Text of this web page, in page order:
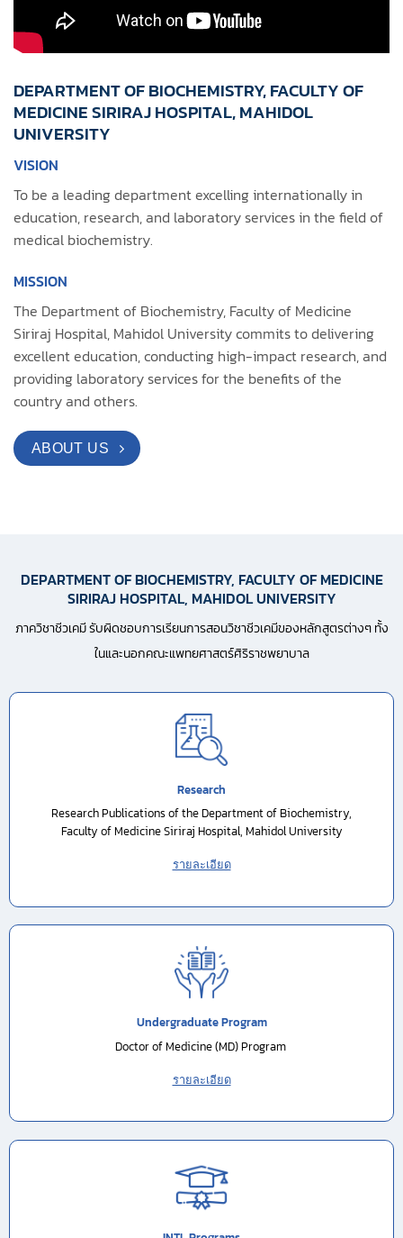
DEPARTMENT OF BIOCHEMISTRY, FACULTY OF
MEDICINE SIRIRAJ HOSPITAL, MAHIDOL
UNIVERSITY
VISION
To be a leading department excelling internationally in
education, research, and laboratory services in the field of
medical biochemistry.
MISSION
The Department of Biochemistry, Faculty of Medicine
Siriraj Hospital, Mahidol University commits to delivering
excellent education, conducting high-impact research, and
providing laboratory services for the benefits of the
country and others.
ABOUT US
DEPARTMENT OF BIOCHEMISTRY, FACULTY OF MEDICINE
SIRIRAJ HOSPITAL, MAHIDOL UNIVERSITY
ภาควิชาชีวเคมี รับผิดชอบการเรียนการสอนวิชาชีวเคมีของหลักสูตรต่างๆ ทั้ง
ในและนอกคณะแพทยศาสตร์ศิริราชพยาบาล
Research
Research Publications of the Department of Biochemistry,
Faculty of Medicine Siriraj Hospital, Mahidol University
รายละเอียด
Undergraduate Program
Doctor of Medicine (MD) Program
รายละเอียด